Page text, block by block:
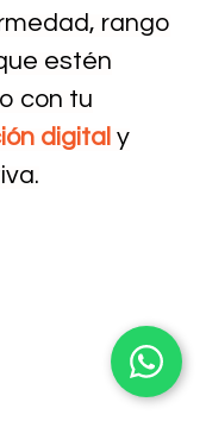
rango
estén
con tu
digital y